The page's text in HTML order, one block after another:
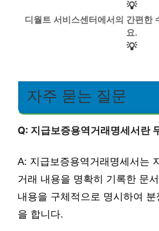
💡
디월트 서비스센터에서의 간편한
요.
💡
자주 묻는 질문
Q: 지급보증용역거래명세서란
A: 지급보증용역거래명세서는
거래 내용을 명확히 기록한 문
내용을 구체적으로 명시하여
을 합니다.